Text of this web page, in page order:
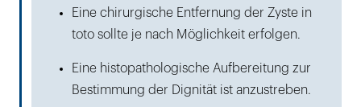
Eine chirurgische Entfernung der Zyste in
toto sollte je nach Möglichkeit erfolgen.
Eine histopathologische Aufbereitung zur
Bestimmung der Dignität ist anzustreben.